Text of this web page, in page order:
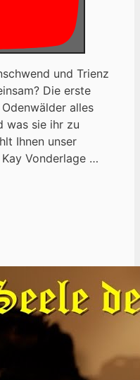
und Trienz
Die erste
alles
was sie ihr zu
Ihnen unser
Vonderlage …